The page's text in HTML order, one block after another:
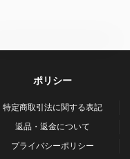
ポリシー
特定商取引法に関する表記
返品・返金について
プライバシーポリシー